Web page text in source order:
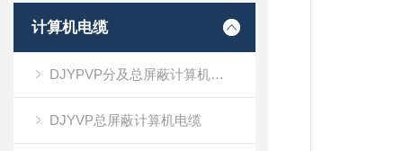
计算机电缆
DJYPVP分及总屏蔽计算机电缆
DJYVP总屏蔽计算机电缆